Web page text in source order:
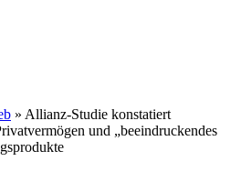
» Allianz-Studie konstatiert
und „beeindruckendes